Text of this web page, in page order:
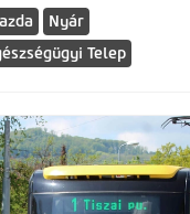
Nyár
Telep